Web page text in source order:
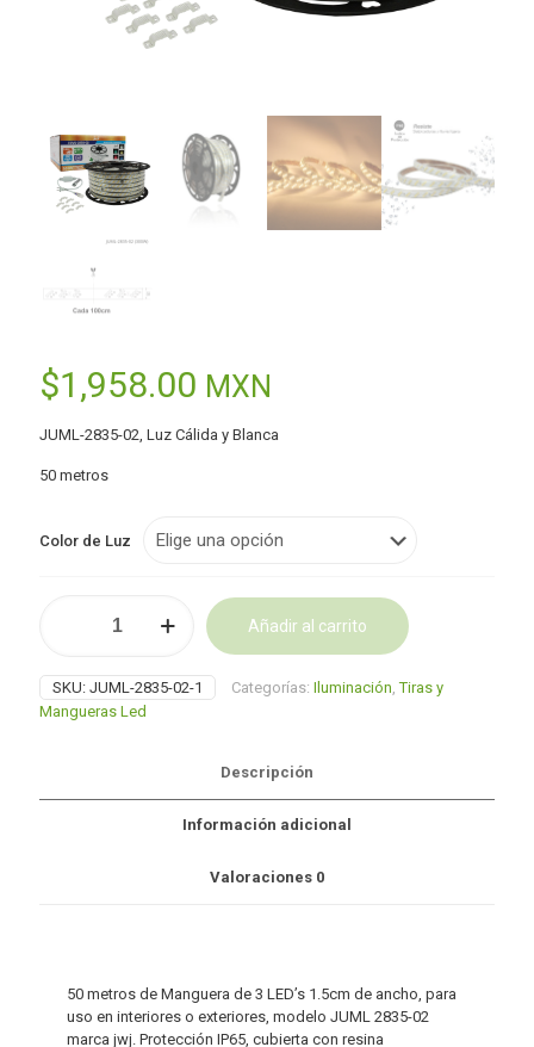
$1,958.00 MXN
JUML-2835-02, Luz Cálida y Blanca
50 metros
Color de Luz
leds
Líneas
50M
Añadir al carrito
SKU: JUML-2835-02-1 Categorías: Iluminación,Tiras y
Mangueras Led
Descripción
Información adicional
Valoraciones 0
50 metros de Manguera de 3 LED’s 1.5cm de ancho, para
uso en interiores o exteriores, modelo JUML 2835-02
marca jwj. Protección IP65, cubierta con resina